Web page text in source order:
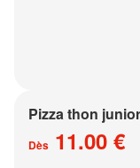
Pizza thon junior
Dès 11.00 €